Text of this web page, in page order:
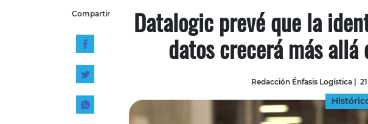
Almacenes e inventarios
Cadena de Suministro del Agro
Logística y distribución
Management
Tecnología
Compartir Datalogic prevé que la
datos crecerá más
Redacción Énfasis Logística|